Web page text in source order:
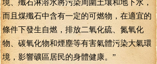
境、殲石淋溶水將污染周圍土壤和地下水，
而且煤殲石中含有一定的可燃物，在適宜的
條件下發生自燃，排放二氧化硫、氮氧化
物、碳氧化物和煙塵等有害氣體污染大氣環
境，影響礦區居民的身體健康。”